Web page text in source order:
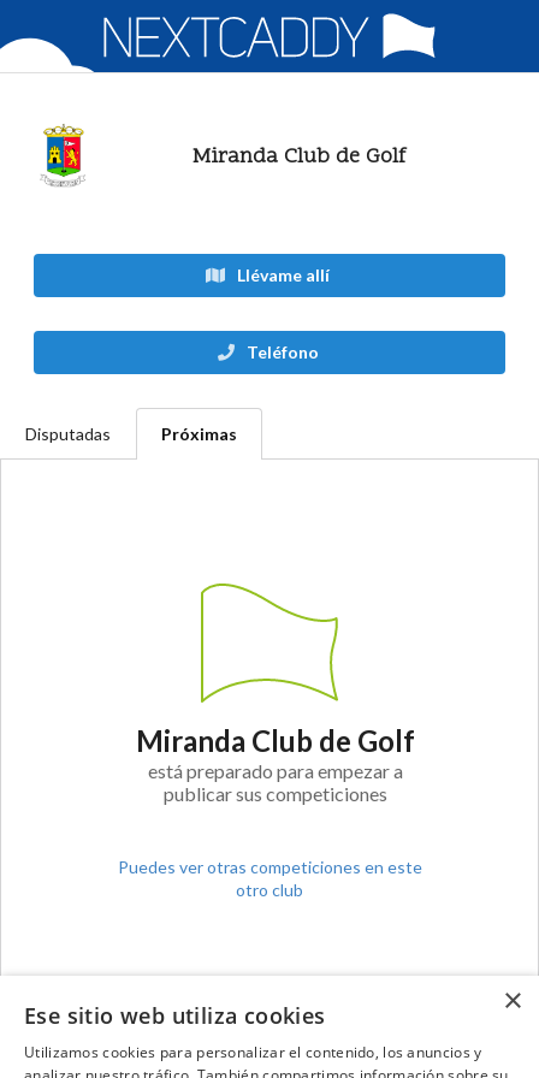
Miranda Club de Golf
Llévame allí
Teléfono
Disputadas Próximas
Miranda Club de Golf
está preparado para empezar a
publicar sus competiciones
Puedes ver otras competiciones en este
otro club
×
Ese sitio web utiliza cookies
Utilizamos cookies para personalizar el contenido, los anuncios y